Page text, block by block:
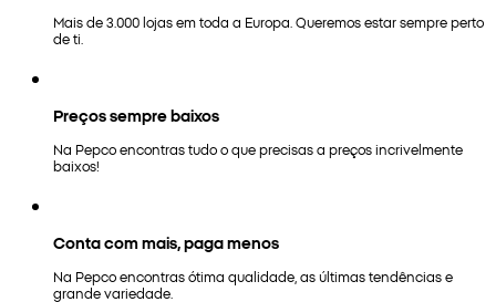
Mais de 3.000 lojas em toda a Europa. Queremos estar sempre perto
de ti.
Preços sempre baixos
Na Pepco encontras tudo o que precisas a preços incrivelmente
baixos!
Conta com mais, paga menos
Na Pepco encontras ótima qualidade, as últimas tendências e
grande variedade.